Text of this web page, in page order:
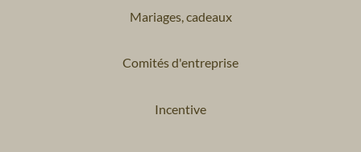
Mariages, cadeaux
Comités d'entreprise
Incentive